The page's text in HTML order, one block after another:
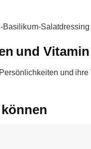
Basilik𐓶m-Salatdresѕing
und Vitamin
und ihre